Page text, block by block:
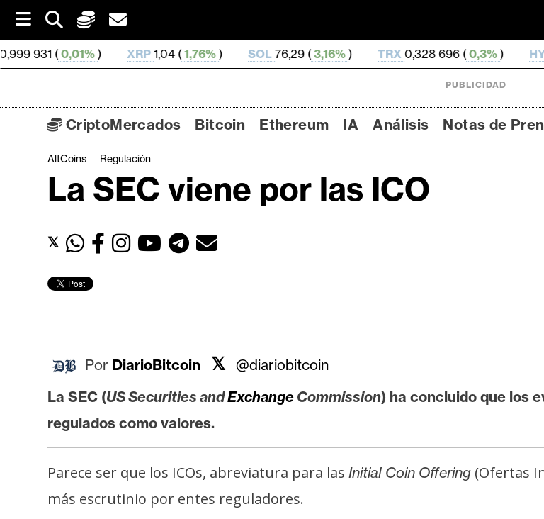
i
p
t
) XRP1,04 ( 1,76%) SOL76,29 ( 3,16%) TRX0,328 696 (0,3%) HYPE54,8 ( -
C
i
t
o
M
a
d
o
B
t
PUBLICIDAD
CriptoMercados Bitcoin Ethereum IA Análisis Notas de
AltCoins Regulación
La SEC viene por las ICO
𝕏
Por DiarioBitcoin 𝕏 @diariobitcoin
La SEC (US Securities andExchange Commission) ha concluido que los
regulados como valores.
Parece ser que los ICOs, abreviatura para las Initial Coin Offering (Ofertas
más escrutinio por entes reguladores.